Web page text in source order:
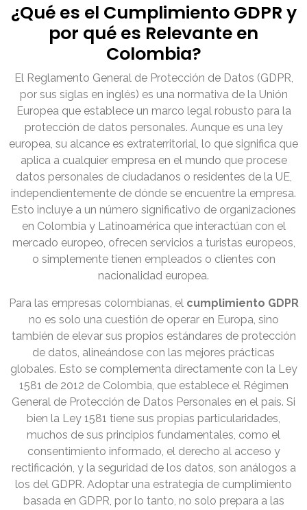
¿Qué es el Cumplimiento GDPR y
por qué es Relevante en
Colombia?
El Reglamento General de Protección de Datos (GDPR,
por sus siglas en inglés) es una normativa de la Unión
Europea que establece un marco legal robusto para la
protección de datos personales. Aunque es una ley
europea, su alcance es extraterritorial, lo que significa que
aplica a cualquier empresa en el mundo que procese
datos personales de ciudadanos o residentes de la UE,
independientemente de dónde se encuentre la empresa.
Esto incluye a un número significativo de organizaciones
en Colombia y Latinoamérica que interactúan con el
mercado europeo, ofrecen servicios a turistas europeos,
o simplemente tienen empleados o clientes con
nacionalidad europea.
Para las empresas colombianas, el cumplimiento GDPR
no es solo una cuestión de operar en Europa, sino
también de elevar sus propios estándares de protección
de datos, alineándose con las mejores prácticas
globales. Esto se complementa directamente con la Ley
1581 de 2012 de Colombia, que establece el Régimen
General de Protección de Datos Personales en el país. Si
bien la Ley 1581 tiene sus propias particularidades,
muchos de sus principios fundamentales, como el
consentimiento informado, el derecho al acceso y
rectificación, y la seguridad de los datos, son análogos a
los del GDPR. Adoptar una estrategia de cumplimiento
basada en GDPR, por lo tanto, no solo prepara a las